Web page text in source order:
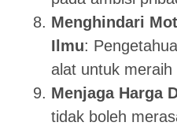
Menghindari
Ilmu:
alat untuk meraih
Menjaga Harga
tidak boleh